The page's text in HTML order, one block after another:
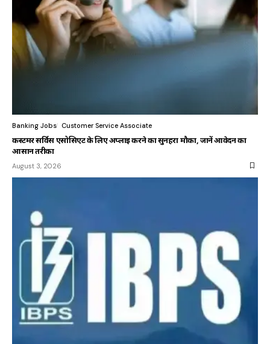
Banking Jobs Customer Service Associate
कस्टमर सर्विस एसोसिएट के लिए अप्लाई करने का सुनहरा मौका, जानें आवेदन का
आसान तरीका
August 3, 2026